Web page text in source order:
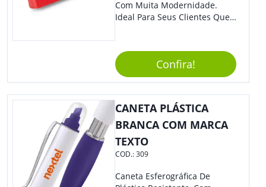
Com Muita Modernidade.
Ideal Para Seus Clientes Que
Sua Empresa Terá O Grande
Destaque Merecido.
Confira!
CANETA PLÁSTICA
BRANCA COM MARCA
TEXTO
COD.:309
Caneta Esferográfica De